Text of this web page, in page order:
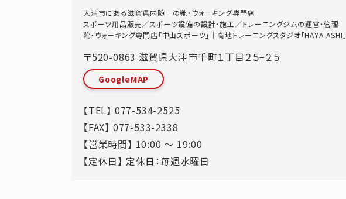
大津市にある滋賀県内随一の靴・ウォーキング専門店
スポーツ用品販売／スポーツ設備の設計・施工／トレーニングジムの運営・管理
靴・ウォーキング専門店「中山スポーツ」｜高地トレーニングスタジオ「HAYA-ASHI」
〒520-0863 滋賀県大津市千町１丁目２５−２５
GoogleMAP
【TEL】 077-534-2525
【FAX】 077-533-2338
【営業時間】 10:00 ～ 19:00
【定休日】 定休日：毎週水曜日